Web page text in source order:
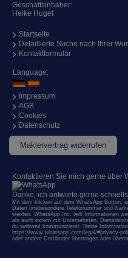
Geschäftsinhaber:
Heike Huget
Startseite
Detaillierte Suche nach Ihrer
Kontaktformular
Language:
Impressum
AGB
Cookies
Datenschutz
Maklervertrag widerrufen
Kontaktieren Sie mich gerne über
Danke, ich antworte gerne
Mit dem klicken auf dem WhatsApp Button,
Daten (insbesondere Telefonummer und
werden. WhatsApp Inc. teilt Informationen
als auch extern mit Unternehmen,
du weltweit kommunizierst. Deine
https://www.whatsapp.com/legal/#privacy-
oder andere Drittländer übertragen oder